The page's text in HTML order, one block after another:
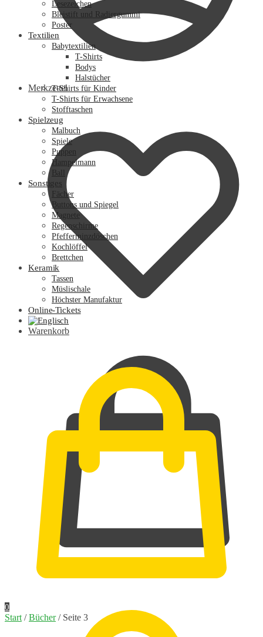
Merkzettel
Warenkorb
Lesezeichen
Bleistift und Radiergummi
Poster
Textilien
Babytextilien
T-Shirts
Bodys
Halstücher
T-Shirts für Kinder
T-Shirts für Erwachsene
Stofftaschen
Spielzeug
Malbuch
Spiele
Puppen
Hampelmann
Ball
Sonstiges
Fächer
Buttons und Spiegel
Magnete
Regenschirme
Pfefferminzdöschen
Kochlöffel
Brettchen
Keramik
Tassen
Müslischale
Höchster Manufaktur
Online-Tickets
0
Start /Bücher/ Seite 3